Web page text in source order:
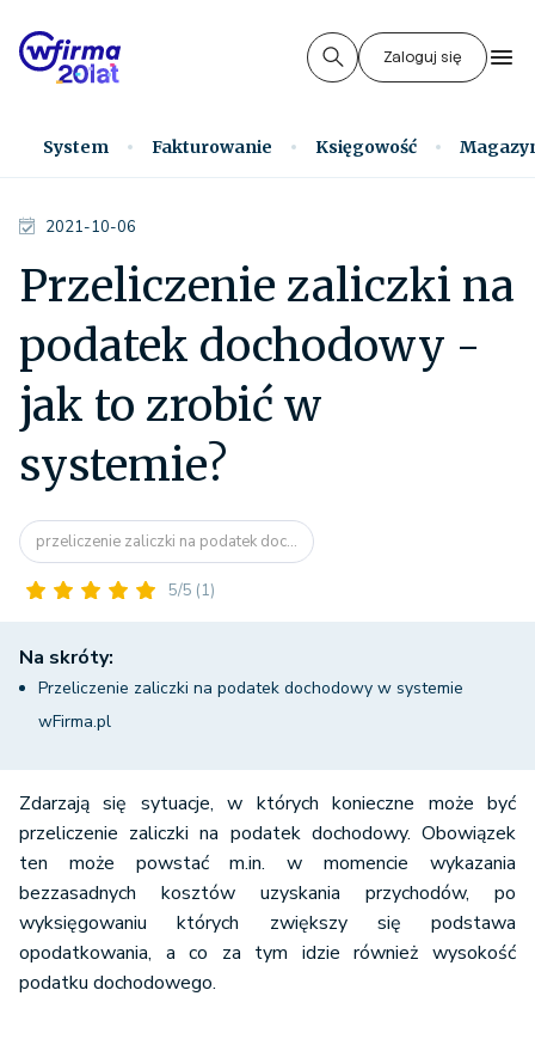
Zaloguj się
Przeliczenie zaliczki na
podatek dochodowy -
jak to zrobić w
systemie?
przeliczenie zaliczki na podatek doc...
Na skróty:
Przeliczenie zaliczki na podatek dochodowy w systemie
Zdarzają się sytuacje, w których konieczne może być
przeliczenie zaliczki na podatek dochodowy. Obowiązek
ten może powstać m.in. w momencie wykazania
bezzasadnych kosztów uzyskania przychodów, po
wyksięgowaniu których zwiększy się podstawa
opodatkowania, a co za tym idzie również wysokość